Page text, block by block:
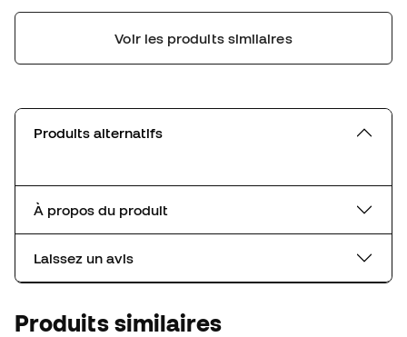
Voir les produits similaires
Produits alternatifs
À propos du produit
Laissez un avis
Produits similaires